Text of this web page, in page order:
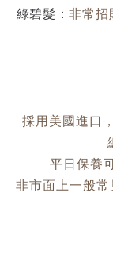
綠碧髮：非常招
採用美國進口
平日保養
非市面上一般